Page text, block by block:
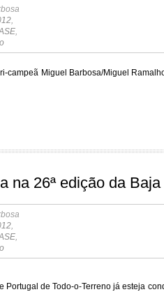
,
,
campeã Miguel Barbosa/Miguel
na 26ª edição da
,
,
Portugal de Todo-o-Terreno já esteja